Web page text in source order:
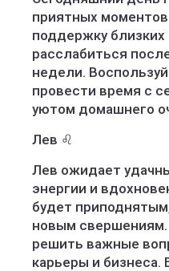
приятных
поддержку
расслабиться
недели.
провести время с
уютом домашнего
Лев ♌️
Лев ожидает
энергии и
будет
новым
решить важные
карьеры и бизнеса.